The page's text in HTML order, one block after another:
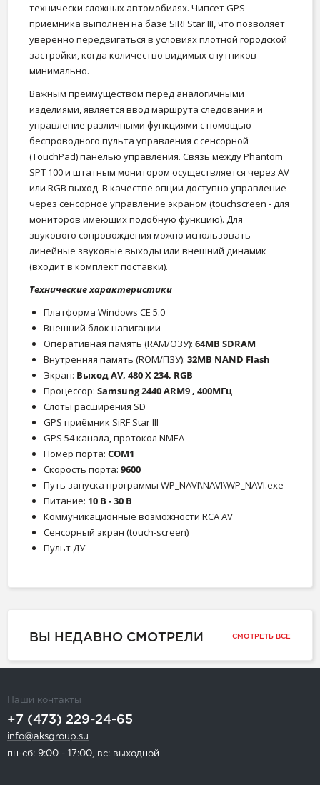
технически сложных автомобилях. Чипсет GPS
приемника выполнен на базе SiRFStar III, что позволяет
уверенно передвигаться в условиях плотной городской
застройки, когда количество видимых спутников
минимально.
Важным преимуществом перед аналогичными
изделиями, является ввод маршрута следования и
управление различными функциями с помощью
беспроводного пульта управления с сенсорной
(TouchPad) панелью управления. Связь между Phantom
SPT 100 и штатным монитором осуществляется через AV
или RGB выход. В качестве опции доступно управление
через сенсорное управление экраном (touchscreen - для
мониторов имеющих подобную функцию). Для
звукового сопровождения можно использовать
линейные звуковые выходы или внешний динамик
(входит в комплект поставки).
Технические характеристики
Платформа Windows CE 5.0
Внешний блок навигации
Оперативная память (RAM/ОЗУ): 64MB SDRAM
Внутренняя память (ROM/ПЗУ): 32MB NAND Flash
Экран: Выход AV, 480 X 234, RGB
Процессор: Samsung 2440 ARM9 , 400MГц
Слоты расширения SD
GPS приёмник SiRF Star III
GPS 54 канала, протокол NMEA
Номер порта: COM1
Скорость порта: 9600
Путь запуска программы WP_NAVI\NAVI\WP_NAVI.exe
Питание: 10 В - 30 В
Коммуникационные возможности RCA AV
Сенсорный экран (touch-screen)
Пульт ДУ
ВЫ НЕДАВНО СМОТРЕЛИ СМОТРЕТЬ ВСЕ
Наши контакты
+7 (473) 229-24-65
info@aksgroup.su
пн-сб: 9:00 - 17:00, вс: выходной